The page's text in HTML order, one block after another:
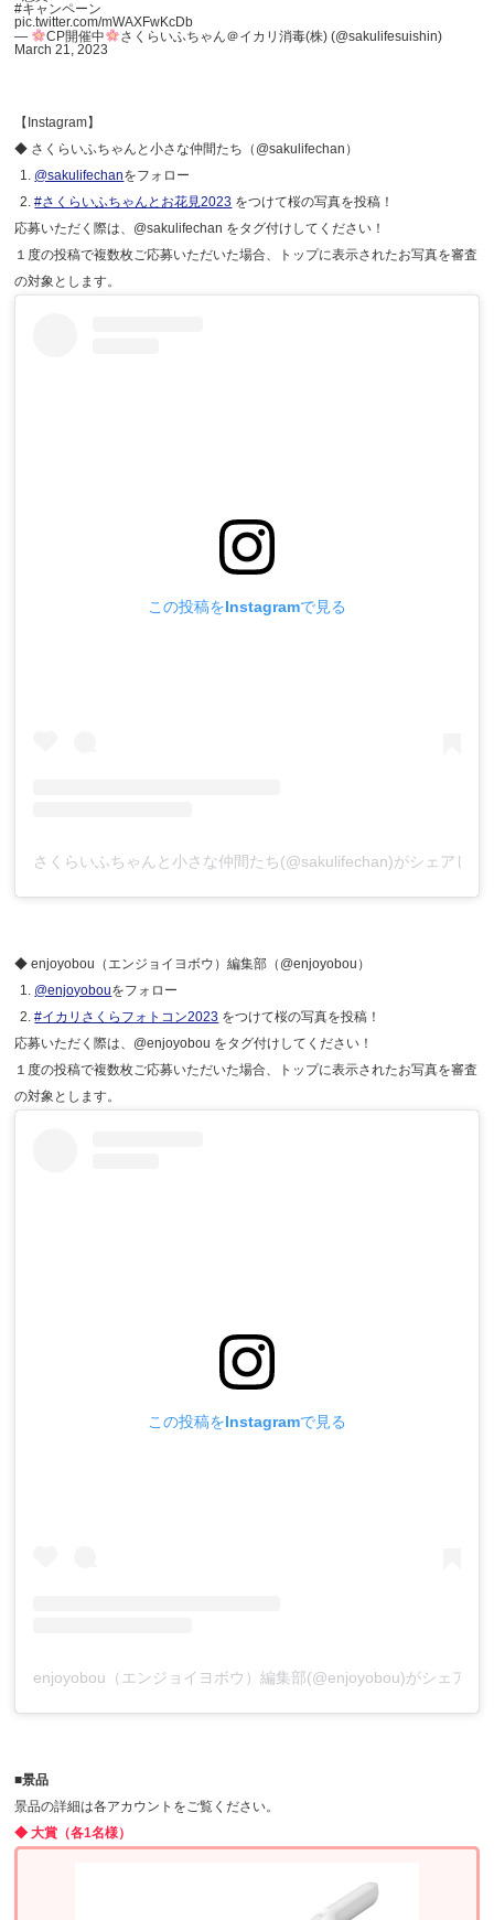
#キャンペーン
pic.twitter.com/mWAXFwKcDb
—
CP開催中
さくらいふちゃん＠イカリ消毒(株) (@sakulifesuishin)
March 21, 2023
【Instagram】
◆ さくらいふちゃんと小さな仲間たち（@sakulifechan）
@sakulifechanをフォロー
#さくらいふちゃんとお花見2023 をつけて桜の写真を投稿！
応募いただく際は、@sakulifechan をタグ付けしてください！
１度の投稿で複数枚ご応募いただいた場合、トップに表示されたお写真を審査
の対象とします。
この投稿をInstagramで見る
さくらいふちゃんと小さな仲間たち(@sakulifechan)がシェアした
◆ enjoyobou（エンジョイヨボウ）編集部（@enjoyobou）
@enjoyobouをフォロー
#イカリさくらフォトコン2023 をつけて桜の写真を投稿！
応募いただく際は、@enjoyobou をタグ付けしてください！
１度の投稿で複数枚ご応募いただいた場合、トップに表示されたお写真を審査
の対象とします。
この投稿をInstagramで見る
enjoyobou（エンジョイヨボウ）編集部(@enjoyobou)がシェアし
■景品
景品の詳細は各アカウントをご覧ください。
◆ 大賞（各1名様）